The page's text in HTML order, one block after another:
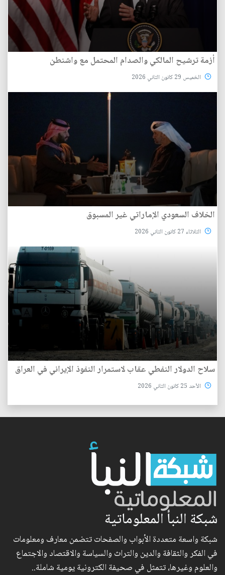
أزمة ترشيح المالكي والصدام المحتمل مع واشنطن
الخميس 29 كانون الثاني 2026
الخلاف السعودي الإماراتي غير المسبوق
الثلاثاء 27 كانون الثاني 2026
سلاح الدولار النفطي عقاب لاستمرار النفوذ الإيراني في العراق
الأحد 25 كانون الثاني 2026
شبكة النبأ المعلوماتية
شبكة واسعة متعددة الأبواب والصفحات تتضمن معارف ومعلومات
في الفكر والثقافة والدين والتراث والسياسة والاقتصاد والاجتماع
والعلوم وغيرها، تتمثل في صحيفة الكترونية يومية شاملة..